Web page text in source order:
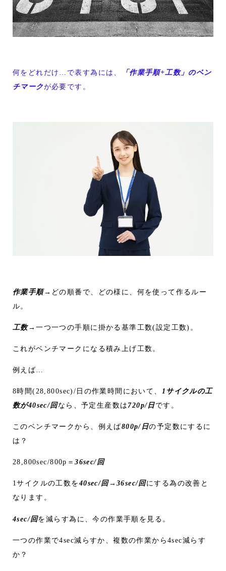
何をどれだけ…で表す為には、
「作業手順+工数」のベン
チマークが必要です。
作業手順→どの順番で、どの様に、何を使って作るルー
ル。
工数→一つ一つの手順に掛かる基準工数(設定工数)。
これがベンチマークになる積み上げ工数。
例えば…
8時間(28,800sec)/日の作業時間において、 1サイクルの工
数が40sec/回なら、予定生産数は720p/日です。
このベンチマークから、例えば800p/日の予定数にするに
は？
28,800sec/800p＝36sec/回
1サイクルの工数を40sec/回→36sec/回にする為の改善と
なります。
4sec/回を減らす為に、今の作業手順を見る。
一つの作業で4sec減らすか、複数の作業から4sec減らす
か？